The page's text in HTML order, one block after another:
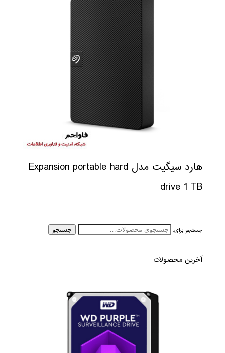
هارد سیگیت مدل Expansion portable hard
drive 1 TB
جستجو برای: جستجو
آخرین محصولات